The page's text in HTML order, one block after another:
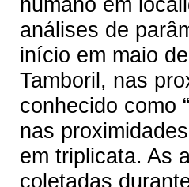
análises de
início em maio
Tamboril, nas
conhecido como
nas
em triplicata. As
coletadas